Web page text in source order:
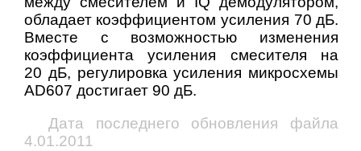
обладает коэффициентом усиления 70 дБ.
Вместе с возможностью изменения
коэффициента усиления смесителя на
20 дБ, регулировка усиления микросхемы
AD607 достигает 90 дБ.
Дата последнего обновления файла
4.01.2011